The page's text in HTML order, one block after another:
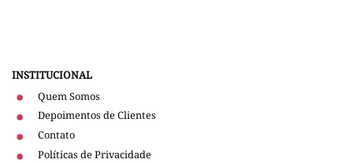
INSTITUCIONAL
Quem Somos
Depoimentos de Clientes
Contato
Políticas de Privacidade